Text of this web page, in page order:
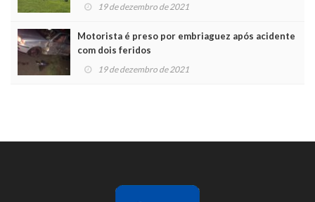
19 de dezembro de 2021
Motorista é preso por embriaguez após acidente
com dois feridos
19 de dezembro de 2021